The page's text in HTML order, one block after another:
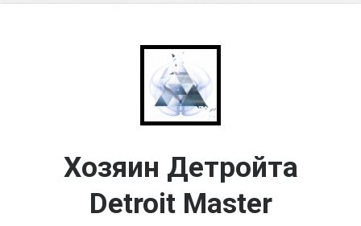
Хозяин Детройта
Detroit Master